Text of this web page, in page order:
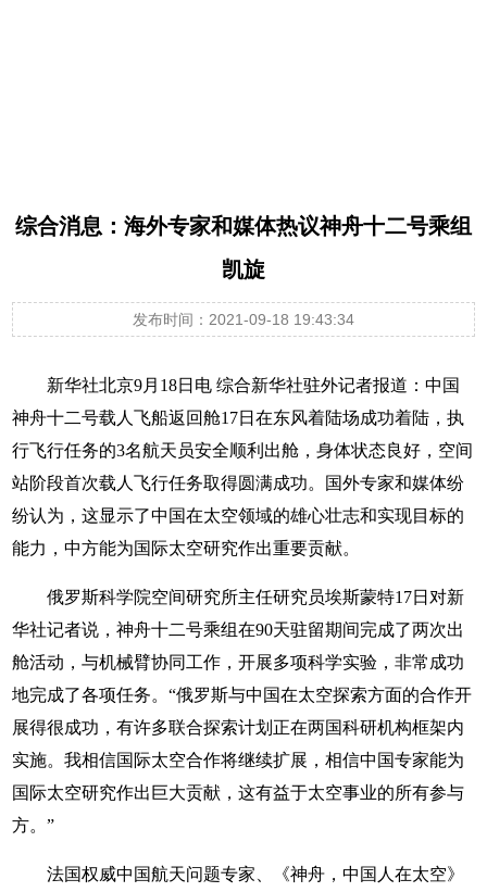
综合消息：海外专家和媒体热议神舟十二号乘组
凯旋
发布时间：2021-09-18 19:43:34
新华社北京9月18日电 综合新华社驻外记者报道：中国
神舟十二号载人飞船返回舱17日在东风着陆场成功着陆，执
行飞行任务的3名航天员安全顺利出舱，身体状态良好，空间
站阶段首次载人飞行任务取得圆满成功。国外专家和媒体纷
纷认为，这显示了中国在太空领域的雄心壮志和实现目标的
能力，中方能为国际太空研究作出重要贡献。
俄罗斯科学院空间研究所主任研究员埃斯蒙特17日对新
华社记者说，神舟十二号乘组在90天驻留期间完成了两次出
舱活动，与机械臂协同工作，开展多项科学实验，非常成功
地完成了各项任务。“俄罗斯与中国在太空探索方面的合作开
展得很成功，有许多联合探索计划正在两国科研机构框架内
实施。我相信国际太空合作将继续扩展，相信中国专家能为
国际太空研究作出巨大贡献，这有益于太空事业的所有参与
方。”
法国权威中国航天问题专家、《神舟，中国人在太空》